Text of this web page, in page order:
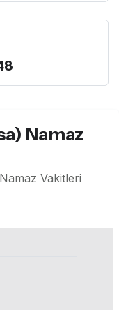
Namaz
Vakitleri